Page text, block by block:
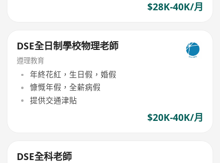
$28K-40K/月
DSE全日制學校物理老師
遵理教育
年終花紅，生日假，婚假
慷慨年假，全薪病假
提供交通津貼
$20K-40K/月
DSE全科老師